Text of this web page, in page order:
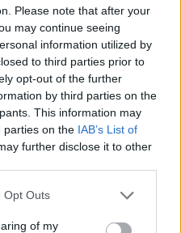
Please note that after your
may continue seeing
information utilized by
to third parties prior to
opt-out of the further
by third parties on the
This information may
parties on the IAB’s List of
further disclose it to other
Opt Outs
of my
Ngjarje tragjike në Ksamil/
Babai godet
aksidentalisht vajzën 4-
vjeçare me makinë, fëmija
humb jetën